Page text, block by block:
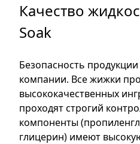
Качество
Soak
Безопасность
компании. Все жижки
высококачественных
проходят строгий
компоненты
глицерин) имеют